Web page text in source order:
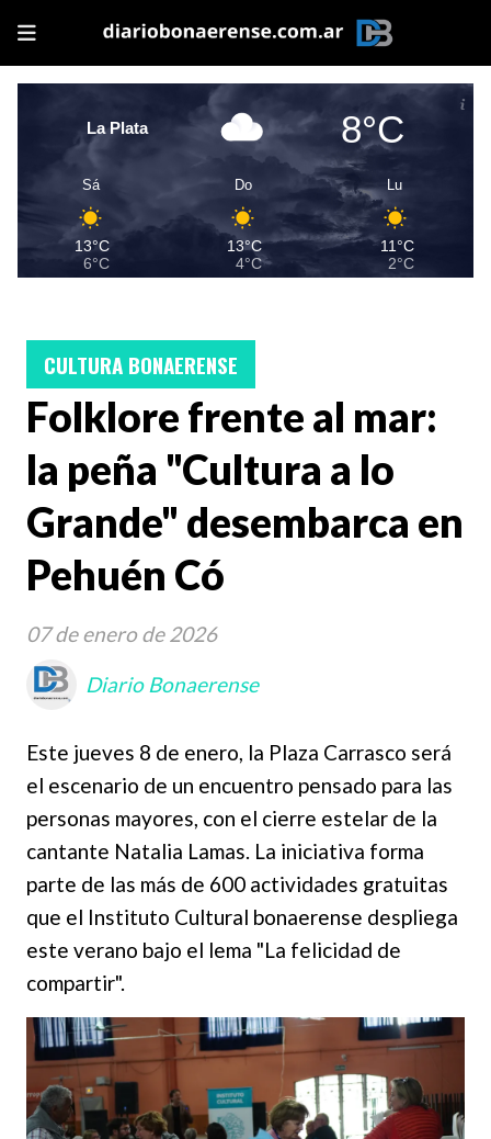
La Plata 8°C
Sá
13°C
6°C
Do
13°C
4°C
Lu
11°C
2°C
Folklore frente al mar:
la peña "Cultura a lo
Grande" desembarca en
Pehuén Có
Este jueves 8 de enero, la Plaza Carrasco será
el escenario de un encuentro pensado para las
personas mayores, con el cierre estelar de la
cantante Natalia Lamas. La iniciativa forma
parte de las más de 600 actividades gratuitas
que el Instituto Cultural bonaerense despliega
este verano bajo el lema "La felicidad de
compartir".
CULTURA BONAERENSE
07 de enero de 2026
Diario Bonaerense